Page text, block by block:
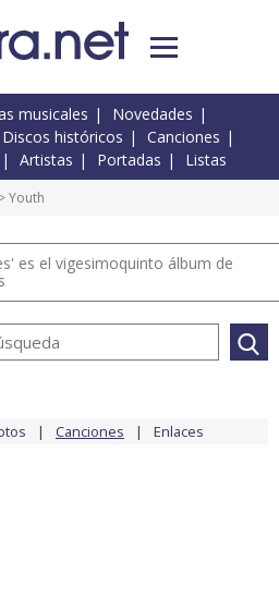
musicales
Novedades
Discos históricos
Canciones
Artistas Portadas Listas
> Youth
es el vigesimoquinto álbum de
Canciones Enlaces